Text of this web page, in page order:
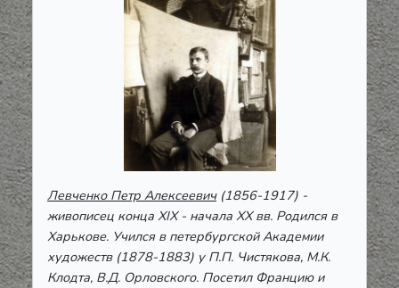
Левченко Петр Алексеевич(1856-1917) -
живописец конца ХІХ - начала ХХ вв. Родился в
Харькове. Учился в петербургской Академии
художеств (1878-1883) у П.П. Чистякова, М.К.
Клодта, В.Д. Орловского. Посетил Францию и